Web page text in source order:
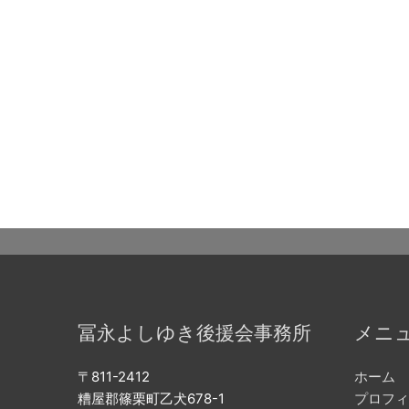
冨永よしゆき後援会事務所
〒811-2412
糟屋郡篠栗町乙犬678-1
メニ
ホーム
プロフ